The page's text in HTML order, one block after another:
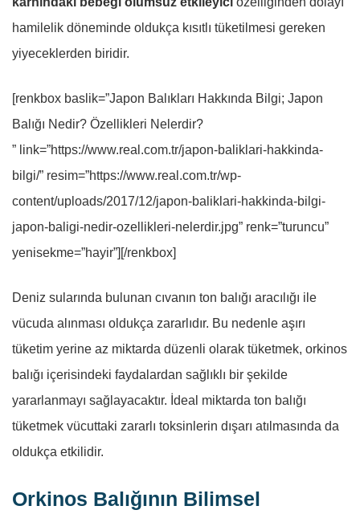
hamilelik döneminde oldukça kısıtlı tüketilmesi gereken
yiyeceklerden biridir.
[renkbox baslik=”Japon Balıkları Hakkında Bilgi; Japon
Balığı Nedir? Özellikleri Nelerdir?
” link=”https://www.real.com.tr/japon-baliklari-hakkinda-
bilgi/” resim=”https://www.real.com.tr/wp-
content/uploads/2017/12/japon-baliklari-hakkinda-bilgi-
japon-baligi-nedir-ozellikleri-nelerdir.jpg” renk=”turuncu”
yenisekme=”hayir”][/renkbox]
Deniz sularında bulunan cıvanın ton balığı aracılığı ile
vücuda alınması oldukça zararlıdır. Bu nedenle aşırı
tüketim yerine az miktarda düzenli olarak tüketmek, orkinos
balığı içerisindeki faydalardan sağlıklı bir şekilde
yararlanmayı sağlayacaktır. İdeal miktarda ton balığı
tüketmek vücuttaki zararlı toksinlerin dışarı atılmasında da
oldukça etkilidir.
Orkinos Balığının Bilimsel